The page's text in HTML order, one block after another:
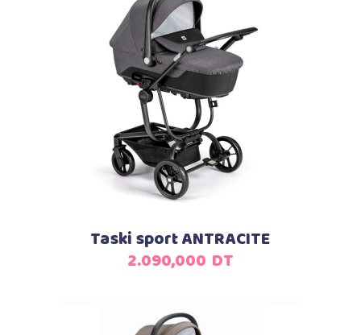
Ajouter au panier
Taski sport ANTRACITE
2.090,000 DT